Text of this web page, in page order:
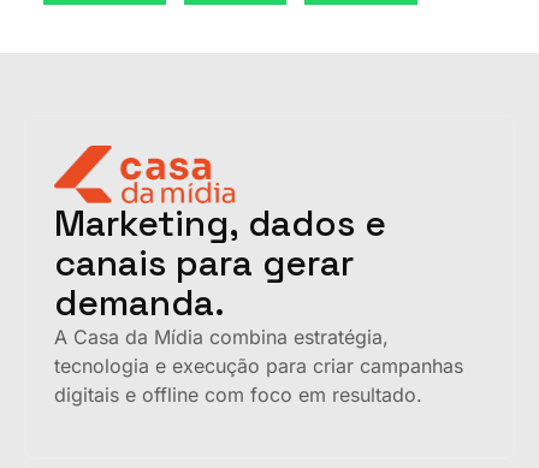
Marketing, dados e
canais para gerar
demanda.
A Casa da Mídia combina estratégia,
tecnologia e execução para criar campanhas
digitais e offline com foco em resultado.